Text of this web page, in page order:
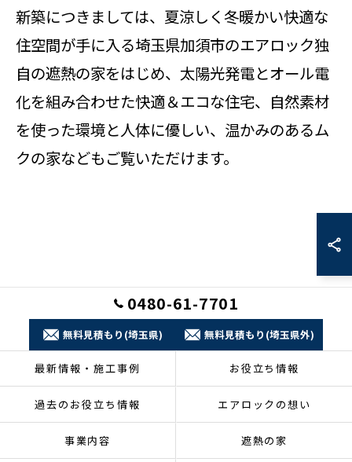
新築につきましては、夏涼しく冬暖かい快適な
住空間が手に入る埼玉県加須市のエアロック独
自の遮熱の家をはじめ、太陽光発電とオール電
化を組み合わせた快適＆エコな住宅、自然素材
を使った環境と人体に優しい、温かみのあるム
クの家などもご覧いただけます。
0480-61-7701
無料見積もり(埼玉県) 無料見積もり(埼玉県外)
最新情報・施工事例 お役立ち情報
過去のお役立ち情報 エアロックの想い
事業内容 遮熱の家